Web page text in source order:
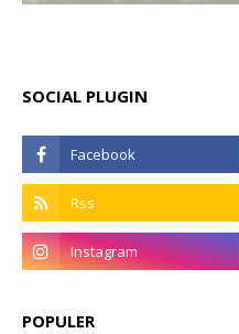
SOCIAL PLUGIN
POPULER